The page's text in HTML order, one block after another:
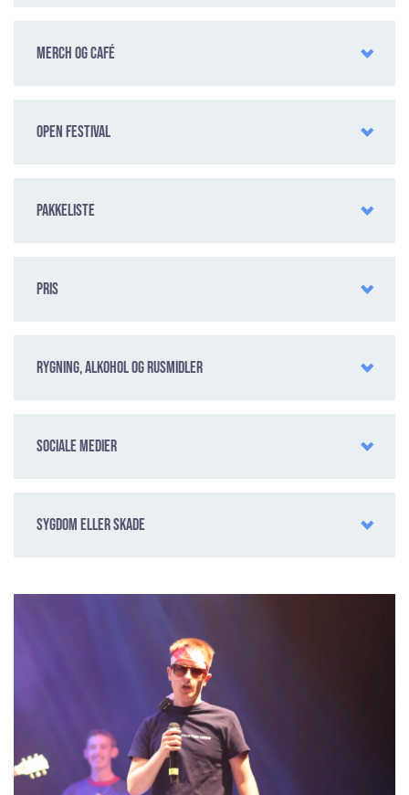
Merch og café
Open festival
Pakkeliste
Pris
Rygning, alkohol og rusmidler
Sociale medier
Sygdom eller skade